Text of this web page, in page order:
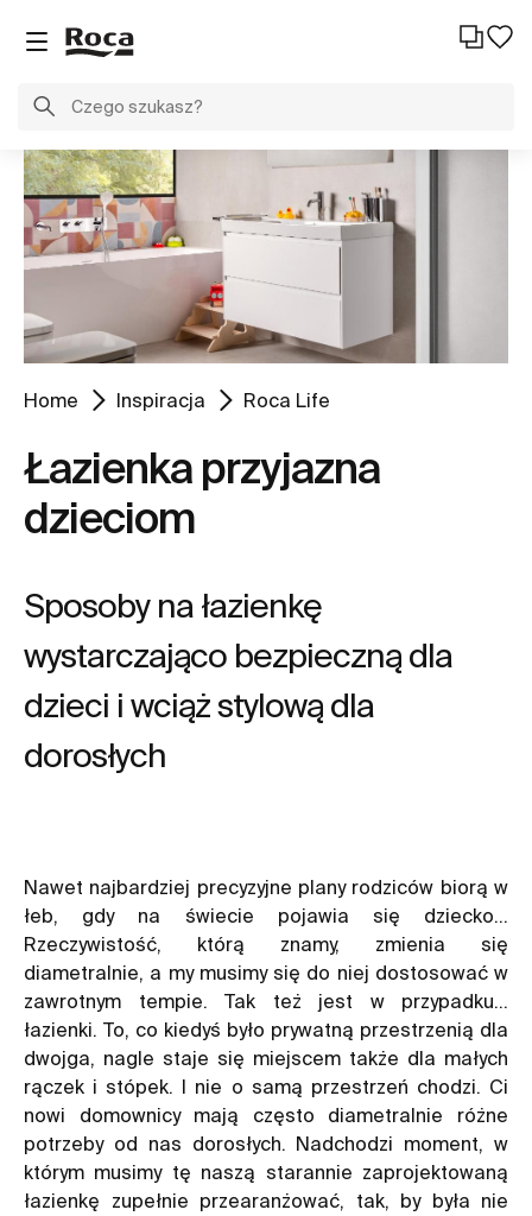
Home Inspiracja Roca Life
Łazienka przyjazna
dzieciom
Sposoby na łazienkę
wystarczająco bezpieczną dla
dzieci i wciąż stylową dla
dorosłych
Nawet najbardziej precyzyjne plany rodziców biorą w
łeb, gdy na świecie pojawia się dziecko…
Rzeczywistość, którą znamy, zmienia się
diametralnie, a my musimy się do niej dostosować w
zawrotnym tempie. Tak też jest w przypadku…
łazienki. To, co kiedyś było prywatną przestrzenią dla
dwojga, nagle staje się miejscem także dla małych
rączek i stópek. I nie o samą przestrzeń chodzi. Ci
nowi domownicy mają często diametralnie różne
potrzeby od nas dorosłych. Nadchodzi moment, w
którym musimy tę naszą starannie zaprojektowaną
łazienkę zupełnie przearanżować, tak, by była nie